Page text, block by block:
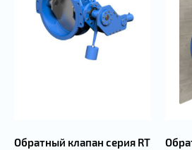
Обратный клапан серия RT